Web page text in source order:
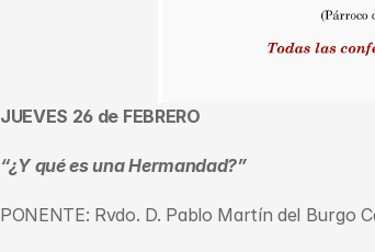
JUEVES 26 de FEBRERO
“¿Y qué es una Hermandad?”
PONENTE: Rvdo. D. Pablo Martín del Burgo